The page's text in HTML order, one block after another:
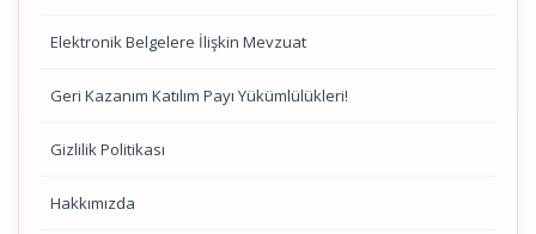
Elektronik Belgelere İlişkin Mevzuat
Geri Kazanım Katılım Payı Yükümlülükleri!
Gizlilik Politikası
Hakkımızda